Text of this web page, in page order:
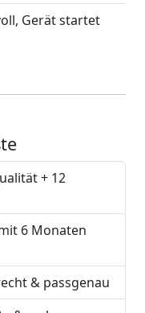
Gerät startet
+ 12
6 Monaten
& passgenau